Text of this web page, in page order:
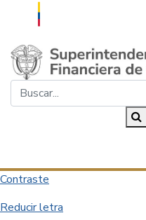
Saltar al contenido principal
Contraste
Reducir letra